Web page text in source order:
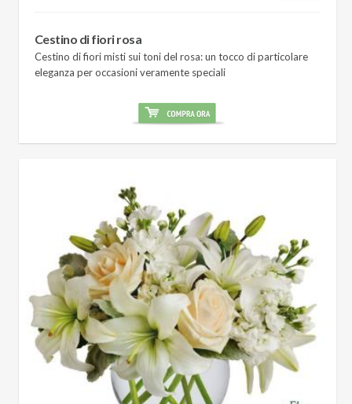
Cestino di fiori rosa
Cestino di fiori misti sui toni del rosa: un tocco di particolare
eleganza per occasioni veramente speciali